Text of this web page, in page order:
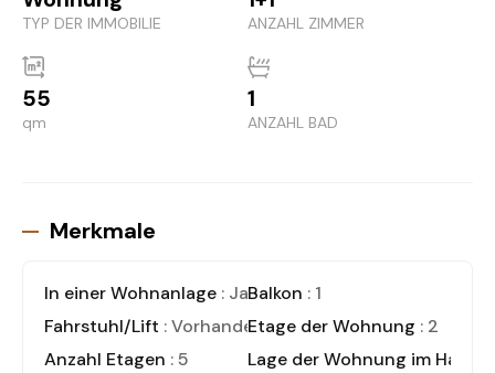
TYP DER IMMOBILIE ANZAHL ZIMMER
55
qm
1
ANZAHL BAD
Merkmale
In einer Wohnanlage : JaBalkon : 1
Fahrstuhl/Lift : VorhandenEtage der Wohnung : 2
Anzahl Etagen : 5 Lage der Wohnung im Haus